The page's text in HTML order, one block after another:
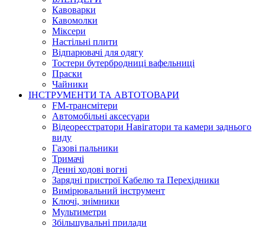
Кавоварки
Кавомолки
Міксери
Настільні плити
Відпарювачі для одягу
Тостери бутербродниці вафельниці
Праски
Чайники
ІНСТРУМЕНТИ ТА АВТОТОВАРИ
FM-трансмітери
Автомобільні аксесуари
Відеореєстратори Навігатори та камери заднього
виду
Газові пальники
Тримачі
Денні ходові вогні
Зарядні пристрої Кабелю та Перехідники
Вимірювальний інструмент
Ключі, знімники
Мультиметри
Збільшувальні прилади